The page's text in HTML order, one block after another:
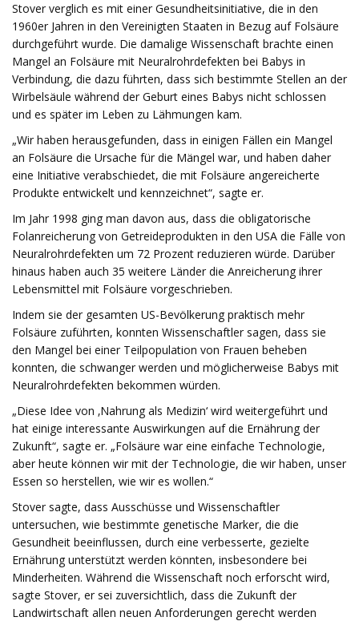
Stover verglich es mit einer Gesundheitsinitiative, die in den
1960er Jahren in den Vereinigten Staaten in Bezug auf Folsäure
durchgeführt wurde. Die damalige Wissenschaft brachte einen
Mangel an Folsäure mit Neuralrohrdefekten bei Babys in
Verbindung, die dazu führten, dass sich bestimmte Stellen an der
Wirbelsäule während der Geburt eines Babys nicht schlossen
und es später im Leben zu Lähmungen kam.
„Wir haben herausgefunden, dass in einigen Fällen ein Mangel
an Folsäure die Ursache für die Mängel war, und haben daher
eine Initiative verabschiedet, die mit Folsäure angereicherte
Produkte entwickelt und kennzeichnet“, sagte er.
Im Jahr 1998 ging man davon aus, dass die obligatorische
Folanreicherung von Getreideprodukten in den USA die Fälle von
Neuralrohrdefekten um 72 Prozent reduzieren würde. Darüber
hinaus haben auch 35 weitere Länder die Anreicherung ihrer
Lebensmittel mit Folsäure vorgeschrieben.
Indem sie der gesamten US-Bevölkerung praktisch mehr
Folsäure zuführten, konnten Wissenschaftler sagen, dass sie
den Mangel bei einer Teilpopulation von Frauen beheben
konnten, die schwanger werden und möglicherweise Babys mit
Neuralrohrdefekten bekommen würden.
„Diese Idee von ‚Nahrung als Medizin‘ wird weitergeführt und
hat einige interessante Auswirkungen auf die Ernährung der
Zukunft“, sagte er. „Folsäure war eine einfache Technologie,
aber heute können wir mit der Technologie, die wir haben, unser
Essen so herstellen, wie wir es wollen.“
Stover sagte, dass Ausschüsse und Wissenschaftler
untersuchen, wie bestimmte genetische Marker, die die
Gesundheit beeinflussen, durch eine verbesserte, gezielte
Ernährung unterstützt werden könnten, insbesondere bei
Minderheiten. Während die Wissenschaft noch erforscht wird,
sagte Stover, er sei zuversichtlich, dass die Zukunft der
Landwirtschaft allen neuen Anforderungen gerecht werden